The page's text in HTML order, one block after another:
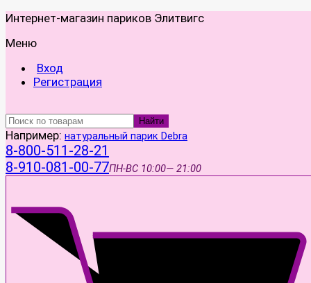
Интернет-магазин париков Элитвигс
Меню
Вход
Регистрация
Найти
Например: натуральный парик Debra
8-800-511-28-21
8-910-081-00-77ПН-ВС 10:00— 21:00